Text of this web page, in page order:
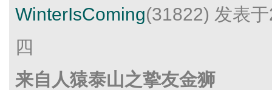
WinterIsComing(31822) 发表
四
来自人猿泰山之挚友金狮